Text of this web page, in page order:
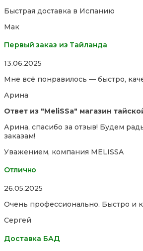
out
5
Быстрая доставка в Испанию
Мак
Первый заказ из Тайланда
Rated
out
5
13.06.2025
Мне всё понравилось — быстро,
Арина
Ответ из "MeliSSa" магазин
Арина, спасибо за отзыв! Будем
заказам!
Уважением, компания MELISSA
Отлично
Rated
out
5
26.05.2025
Очень профессионально. Быстро и
Сергей
Доставка БАД